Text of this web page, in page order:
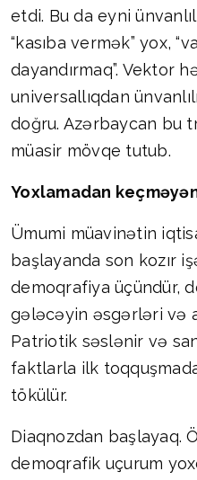
etdi. Bu da eyni
“kasıba vermək” yox,
dayandırmaq”. Vektor
universallıqdan
doğru. Azərbaycan bu
müasir mövqe tutub.
Yoxlamadan
Ümumi müavinətin
başlayanda son kozır
demoqrafiya üçündür,
gələcəyin əsgərləri və
Patriotik səslənir və
faktlarla ilk
tökülür.
Diaqnozdan başlayaq.
demoqrafik uçurum